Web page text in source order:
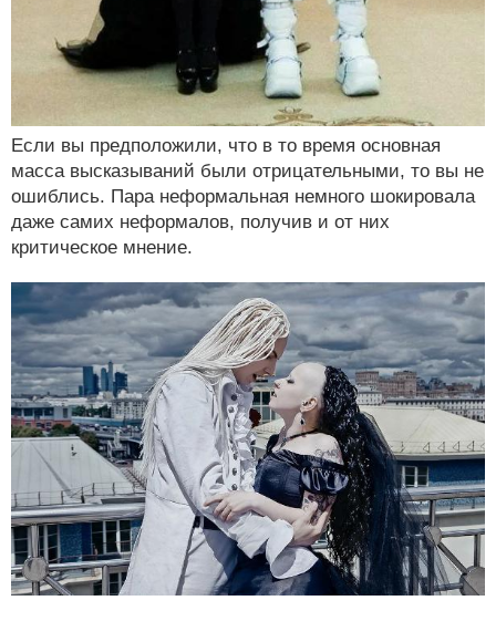
Если вы предположили, что в то время основная
масса высказываний были отрицательными, то вы не
ошиблись. Пара неформальная немного шокировала
даже самих неформалов, получив и от них
критическое мнение.